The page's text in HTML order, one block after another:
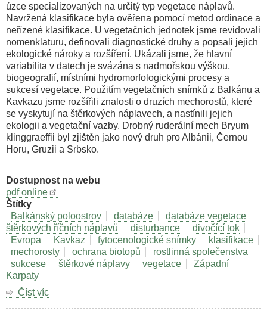
úzce specializovaných na určitý typ vegetace náplavů.
Navržená klasifikace byla ověřena pomocí metod ordinace a
neřízené klasifikace. U vegetačních jednotek jsme revidovali
nomenklaturu, definovali diagnostické druhy a popsali jejich
ekologické nároky a rozšíření. Ukázali jsme, že hlavní
variabilita v datech je svázána s nadmořskou výškou,
biogeografií, místními hydromorfologickými procesy a
sukcesí vegetace. Použitím vegetačních snímků z Balkánu a
Kavkazu jsme rozšířili znalosti o druzích mechorostů, které
se vyskytují na štěrkových náplavech, a nastínili jejich
ekologii a vegetační vazby. Drobný ruderální mech Bryum
klinggraeffii byl zjištěn jako nový druh pro Albánii, Černou
Horu, Gruzii a Srbsko.
Dostupnost na webu
pdf online
Štítky
Balkánský poloostrov
databáze
databáze vegetace
štěrkových říčních náplavů
disturbance
divočící tok
Evropa
Kavkaz fytocenologické snímky
klasifikace
mechorosty
ochrana biotopů
rostlinná společenstva
sukcese
štěrkové náplavy vegetace
Západní
Karpaty
Číst víc